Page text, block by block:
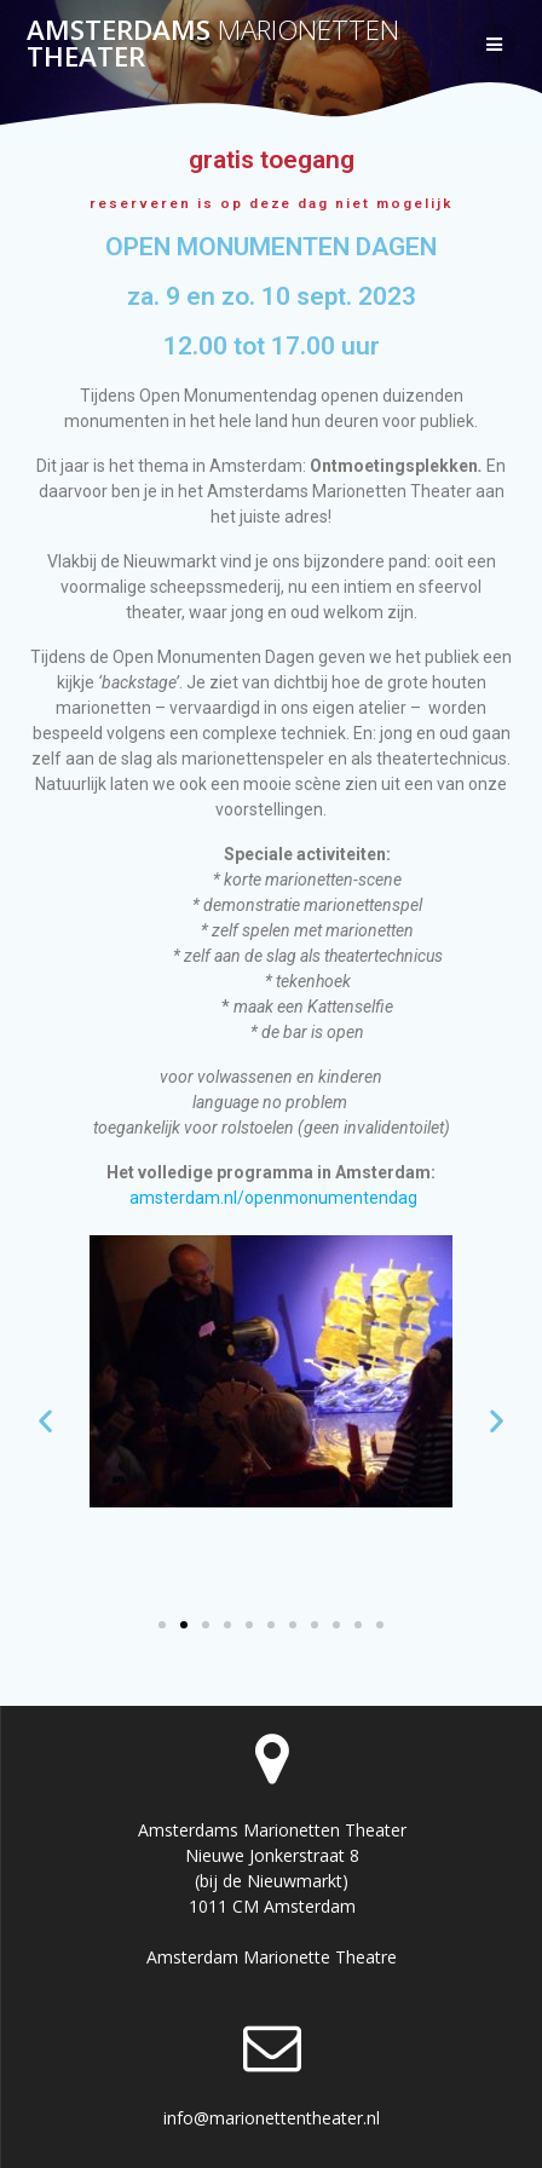
AMSTERDAMSMARIONETTEN
THEATER
gratis toegang
reserveren is op deze dag niet mogelijk
OPEN MONUMENTEN DAGEN
za. 9 en zo. 10 sept. 2023
12.00 tot 17.00 uur
Tijdens Open Monumentendag openen duizenden
monumenten in het hele land hun deuren voor publiek.
Dit jaar is het thema in Amsterdam: Ontmoetingsplekken. En
daarvoor ben je in het Amsterdams Marionetten Theater aan
het juiste adres!
Vlakbij de Nieuwmarkt vind je ons bijzondere pand: ooit een
voormalige scheepssmederij, nu een intiem en sfeervol
theater, waar jong en oud welkom zijn.
Tijdens de Open Monumenten Dagen geven we het publiek een
kijkje ‘backstage’. Je ziet van dichtbij hoe de grote houten
marionetten – vervaardigd in ons eigen atelier – worden
bespeeld volgens een complexe techniek. En: jong en oud gaan
zelf aan de slag als marionettenspeler en als theatertechnicus.
Natuurlijk laten we ook een mooie scène zien uit een van onze
voorstellingen.
Speciale activiteiten:
* korte marionetten-scene
* demonstratie marionettenspel
* zelf spelen met marionetten
* zelf aan de slag als theatertechnicus
* tekenhoek
*maak een Kattenselfie
* de bar is open
voor volwassenen en kinderen
language no problem
toegankelijk voor rolstoelen (geen invalidentoilet)
Het volledige programma in Amsterdam:
amsterdam.nl/openmonumentendag
Amsterdams Marionetten Theater
Nieuwe Jonkerstraat 8
(bij de Nieuwmarkt)
1011 CM Amsterdam
Amsterdam Marionette Theatre
info@marionettentheater.nl